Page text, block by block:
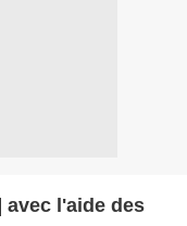
l'aide des